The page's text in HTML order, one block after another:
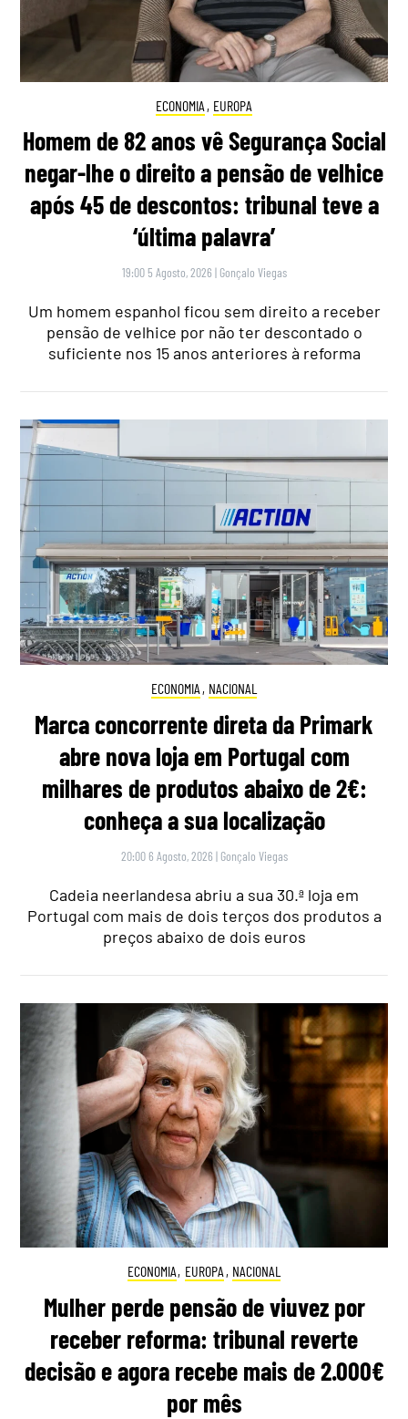
ECONOMIA , EUROPA
Homem de 82 anos vê Segurança Social
negar-lhe o direito a pensão de velhice
após 45 de descontos: tribunal teve a
‘última palavra’
19:00 5 Agosto, 2026 | Gonçalo Viegas
Um homem espanhol ficou sem direito a receber
pensão de velhice por não ter descontado o
suficiente nos 15 anos anteriores à reforma
ECONOMIA , NACIONAL
Marca concorrente direta da Primark
abre nova loja em Portugal com
milhares de produtos abaixo de 2€:
conheça a sua localização
20:00 6 Agosto, 2026 | Gonçalo Viegas
Cadeia neerlandesa abriu a sua 30.ª loja em
Portugal com mais de dois terços dos produtos a
preços abaixo de dois euros
ECONOMIA, EUROPA , NACIONAL
Mulher perde pensão de viuvez por
receber reforma: tribunal reverte
decisão e agora recebe mais de 2.000€
por mês